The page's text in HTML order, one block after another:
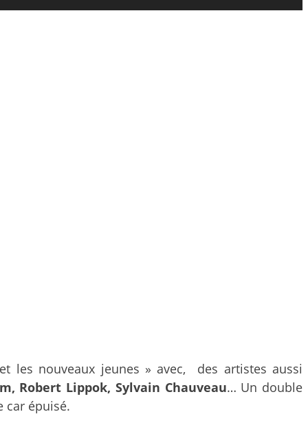
les nouveaux jeunes » avec, des artistes aussi
Robert Lippok, Sylvain Chauveau… Un double
car épuisé.